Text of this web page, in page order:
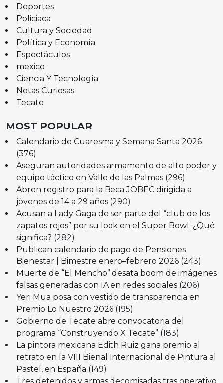
Deportes
Policiaca
Cultura y Sociedad
Política y Economía
Espectáculos
mexico
Ciencia Y Tecnología
Notas Curiosas
Tecate
MOST POPULAR
Calendario de Cuaresma y Semana Santa 2026
(376)
Aseguran autoridades armamento de alto poder y
equipo táctico en Valle de las Palmas (296)
Abren registro para la Beca JOBEC dirigida a
jóvenes de 14 a 29 años (290)
Acusan a Lady Gaga de ser parte del “club de los
zapatos rojos” por su look en el Super Bowl: ¿Qué
significa? (282)
Publican calendario de pago de Pensiones
Bienestar | Bimestre enero–febrero 2026 (243)
Muerte de “El Mencho” desata boom de imágenes
falsas generadas con IA en redes sociales (206)
Yeri Mua posa con vestido de transparencia en
Premio Lo Nuestro 2026 (195)
Gobierno de Tecate abre convocatoria del
programa “Construyendo X Tecate” (183)
La pintora mexicana Edith Ruiz gana premio al
retrato en la VIII Bienal Internacional de Pintura al
Pastel, en España (149)
Tres detenidos y armas decomisadas tras operativo